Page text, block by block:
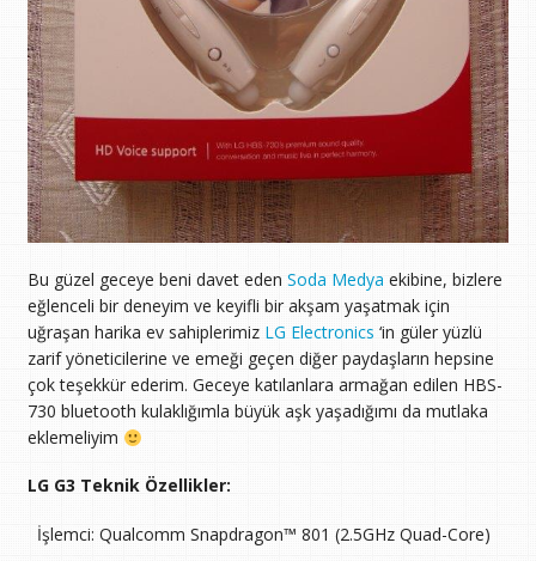
Bu güzel geceye beni davet eden Soda Medya ekibine, bizlere
eğlenceli bir deneyim ve keyifli bir akşam yaşatmak için
uğraşan harika ev sahiplerimiz LG Electronics ‘in güler yüzlü
zarif yöneticilerine ve emeği geçen diğer paydaşların hepsine
çok teşekkür ederim. Geceye katılanlara armağan edilen HBS-
730 bluetooth kulaklığımla büyük aşk yaşadığımı da mutlaka
eklemeliyim
LG G3 Teknik Özellikler:
 İşlemci: Qualcomm Snapdragon™ 801 (2.5GHz Quad-Core)